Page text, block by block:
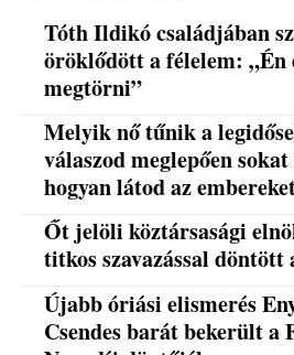
Tóth Ildikó családjában
öröklődött a félelem: „Én
megtörni”
Melyik nő tűnik a
válaszod meglepően
hogyan látod az
Őt jelöli köztársasági
titkos szavazással
Újabb óriási elismerés
Csendes barát bekerült a